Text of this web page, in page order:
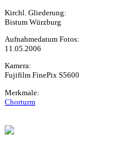
Kirchl. Gliederung:
Bistum Würzburg
Aufnahmedatum Fotos:
11.05.2006
Kamera:
Fujifilm FinePix S5600
Merkmale:
Chorturm